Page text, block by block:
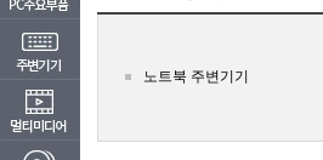
노트북 주변기기